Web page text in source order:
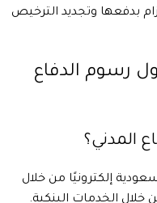
بدفعها وتجديد الترخيص
رسوم الدفاع
المدني؟
إلكترونيًا من خلال
الخدمات البنكية.